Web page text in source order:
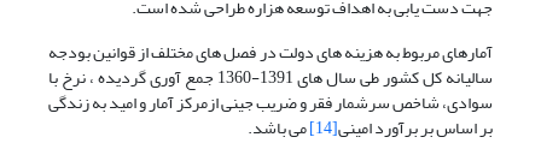
جهت دست یابی به اهداف توسعه هزاره طراحی شده است.
آمارهای مربوط به هزینه های دولت در فصل های مختلف از قوانین بودجه
سالیانه کل کشور طی سال های 1391-1360 جمع آوری گردیده ، نرخ با
سوادی، شاخص سرشمار فقر و ضریب جینی ازمرکز آمار و امید به زندگی
بر اساس بر برآورد امینی[14]
می باشد.